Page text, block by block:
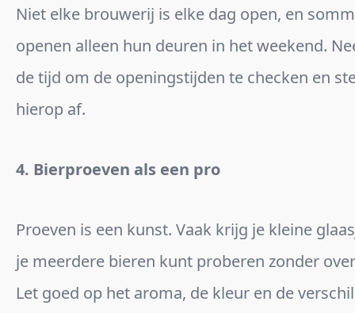
Niet elke brouwerij is elke dag open, en
openen alleen hun deuren in het weekend.
de tijd om de openingstijden te checken en
hierop af.
4. Bierproeven als een pro
Proeven is een kunst. Vaak krijg je kleine
je meerdere bieren kunt proberen zonder
Let goed op het aroma, de kleur en de